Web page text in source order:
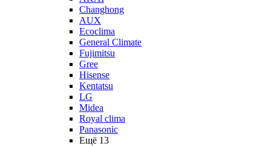
Changhong
AUX
Ecoclima
General Climate
Fujimitsu
Gree
Hisense
Kentatsu
LG
Midea
Royal clima
Panasonic
Ещё 13